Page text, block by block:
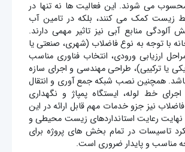
می شوند. این فعالیت ها نه تنها در
زیست کمک می کنند، بلکه در تامین آب
آلودگی منابع آبی نیز تاثیر مهمی دارند.
با توجه به نوع فاضلاب (شهری، صنعتی یا
ارزیابی ورودی، انتخاب فناوری مناسب
یا ترکیبی)، طراحی مهندسی و اجرای سازه
همچنین نصب شبکه جمع آوری و انتقال
خط لوله، ایستگاه پمپاژ و نگهداری
نیز جزو خدمات مهم قابل ارائه در این
نهایت رعایت استانداردهای زیست محیطی و
تاسیسات در تمام بخش های پروژه برای
مناسب و پایدار ضروری است.